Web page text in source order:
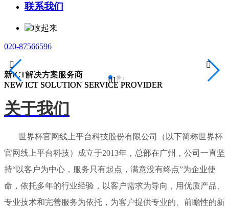
联系我们
020-87566596
新ICT解决方案服务商
NEW ICT SOLUTION SERVICE PROVIDER
新ICT解决方案服务商
NEW ICT SOLUTION SERVICE PROVIDER
0102
 
关于我们
世界杯官网线上平台科技股份有限公司（以下简称世界杯
官网线上平台科技）成立于2013年，总部在广州，公司一直坚
持“以客户为中心，服务只有起点，满意没有终点”为企业使
命，依托多年的行业经验，以客户需求为导向，用优质产品、
专业技术和完善服务为依托，为客户提供专业的、前瞻性的新